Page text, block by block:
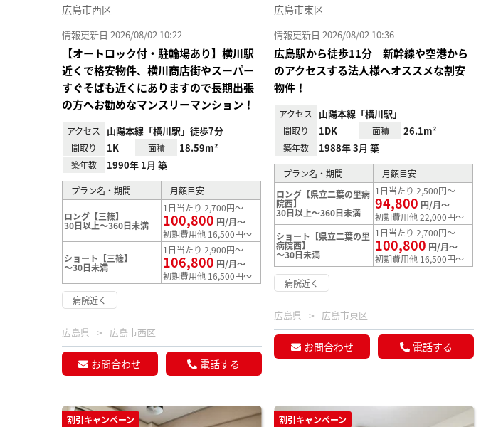
広島市西区
情報更新日 2026/08/02 10:22
【オートロック付・駐輪場あり】横川駅
近くで格安物件、横川商店街やスーパー
すぐそばも近くにありますので長期出張
の方へお勧めなマンスリーマンション！
アクセス 山陽本線「横川駅」徒歩7分
間取り 1K 面積 18.59m²
築年数 1990年 1月 築
プラン名・期間 月額目安
ロング【三篠】
30日以上～360日未満
1日当たり 2,700円～
100,800 円/月～
初期費用他 16,500円～
ショート【三篠】
～30日未満
1日当たり 2,900円～
106,800 円/月～
初期費用他 16,500円～
病院近く
広島県 広島市西区
お問合わせ 電話する
広島市東区
情報更新日 2026/08/02 10:36
広島駅から徒歩11分 新幹線や空港から
のアクセスする法人様へオススメな割安
物件！
アクセス 山陽本線「横川駅」
間取り 1DK 面積 26.1m²
築年数 1988年 3月 築
プラン名・期間
月額目安
ロング【県立二葉の里病
院西】
30日以上～360日未満
1日当たり 2,500円～
94,800 円/月～
初期費用他 22,000円～
ショート【県立二葉の里
病院西】
～30日未満
1日当たり 2,700円～
100,800 円/月～
初期費用他 16,500円～
病院近く
広島県 広島市東区
お問合わせ 電話する
割引キャンペーン 割引キャンペーン